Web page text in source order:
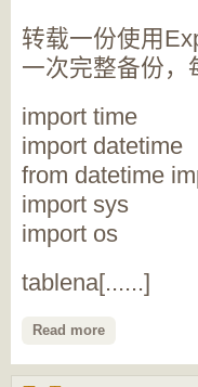
转载一份使用
一次完整备份，
import time
import datetime
from datetime
import sys
import os
tablena[......]
Read more